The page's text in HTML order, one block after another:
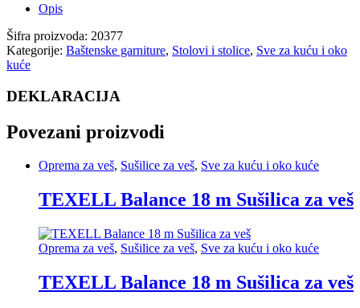
Opis
Šifra proizvoda: 20377
Kategorije: Baštenske garniture, Stolovi i stolice, Sve za kuću i oko
kuće
DEKLARACIJA
Povezani proizvodi
Oprema za veš, Sušilice za veš, Sve za kuću i oko kuće
TEXELL Balance 18 m Sušilica za veš
Oprema za veš, Sušilice za veš, Sve za kuću i oko kuće
TEXELL Balance 18 m Sušilica za veš